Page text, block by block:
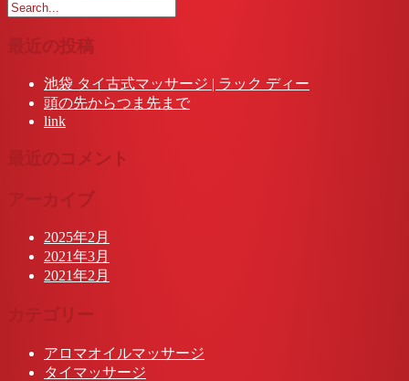
最近の投稿
池袋 タイ古式マッサージ | ラック ディー
頭の先からつま先まで
link
最近のコメント
アーカイブ
2025年2月
2021年3月
2021年2月
カテゴリー
アロマオイルマッサージ
タイマッサージ